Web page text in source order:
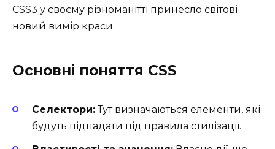
CSS3 у своєму різноманітті принесло світові
новий вимір краси.
Основні поняття CSS
Селектори:Тут визначаються елементи, які
будуть підпадати під правила стилізації.